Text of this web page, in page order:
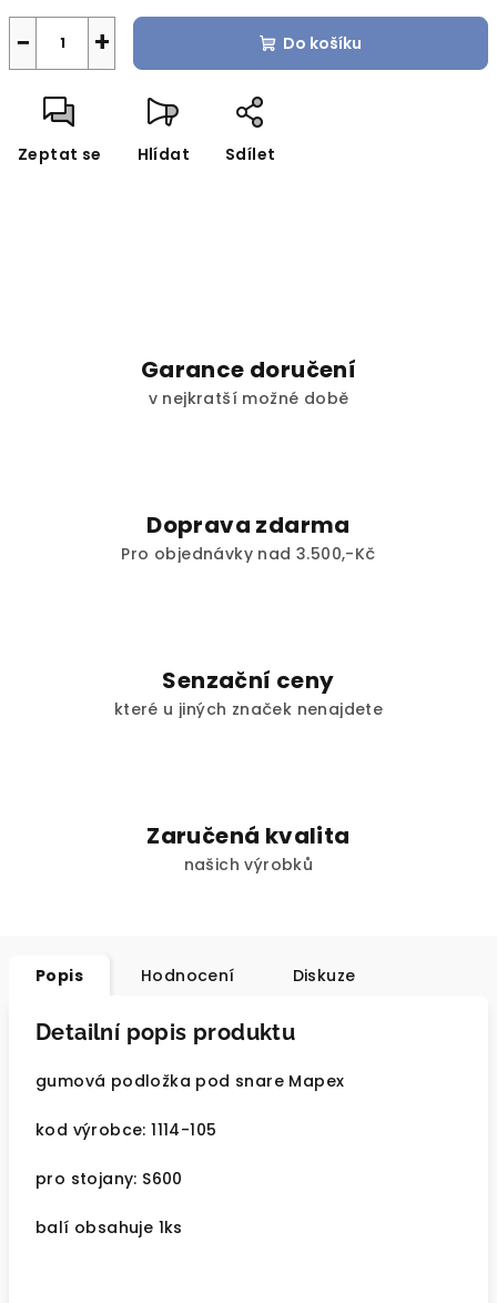
+
− Do košíku
Zeptat se Hlídat Sdílet
Garance doručení
v nejkratší možné době
Doprava zdarma
Pro objednávky nad 3.500,-Kč
Senzační ceny
které u jiných značek nenajdete
Zaručená kvalita
našich výrobků
Popis Hodnocení Diskuze
Detailní popis produktu
gumová podložka pod snare Mapex
kod výrobce: 1114-105
pro stojany: S600
balí obsahuje 1ks